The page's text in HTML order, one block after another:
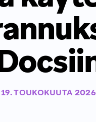
19. TOUKOKUUTA 2026